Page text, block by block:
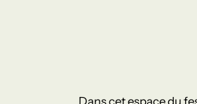
Dans cet espace du